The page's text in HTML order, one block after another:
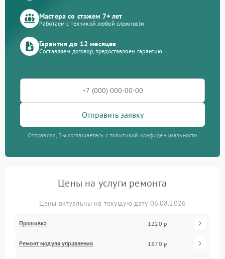
Мастера со стажем 7+ лет
Работаем с техникой любой сложности
Гарантия до 12 месяцев
Составляем договор, предоставляем гарантию
Отправить заявку
Отправляя, Вы соглашаетесь с политикой конфиденциальности
Цены на услуги ремонта
Цены актуальны на текущую дату 06.08.2026
Прошивка 1220 р
Ремонт модуля управления 1870 р